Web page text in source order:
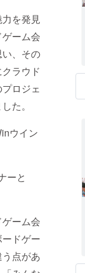
を発見
ーム会
、その
ラウド
ロジェ
た。
ウイン
ーと
ーム会
ドゲー
点があ